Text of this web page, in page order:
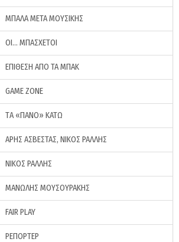
ΜΠΑΛΑ ΜΕΤΑ ΜΟΥΣΙΚΗΣ
ΟΙ… ΜΠΑΣΧΕΤΟΙ
ΕΠΙΘΕΣΗ ΑΠΟ ΤΑ ΜΠΑΚ
GAME ZONE
ΤA «ΠΑΝΟ» ΚΑΤΩ
ΑΡΗΣ ΑΣΒΕΣΤΑΣ, ΝΙΚΟΣ ΡΑΛΛΗΣ
ΝΙΚΟΣ ΡΑΛΛΗΣ
ΜΑΝΩΛΗΣ ΜΟΥΣΟΥΡΑΚΗΣ
FAIR PLAY
ΡΕΠΟΡΤΕΡ